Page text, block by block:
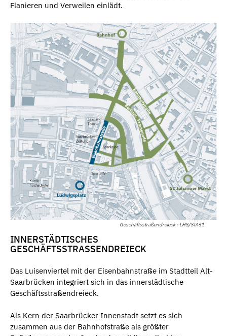
Flanieren und Verweilen einlädt.
Geschäftsstraßendreieck - LHS/StA61
INNERSTÄDTISCHES
GESCHÄFTSSTRASSENDREIECK
Das Luisenviertel mit der Eisenbahnstraße im Stadtteil Alt-
Saarbrücken integriert sich in das innerstädtische
Geschäftsstraßendreieck.
Als Kern der Saarbrücker Innenstadt setzt es sich
zusammen aus der Bahnhofstraße als größter